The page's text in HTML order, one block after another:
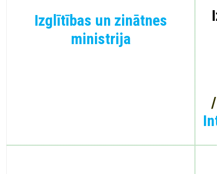
Izglītības un zinātnes
ministrija